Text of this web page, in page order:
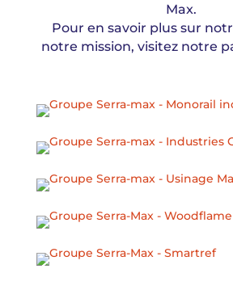
Max.
Pour en savoir plus sur
notre mission, visitez notre